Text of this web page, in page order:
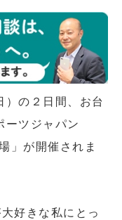
）の２日間、お台
ーツジャパン
」が開催されま
好きな私にとっ